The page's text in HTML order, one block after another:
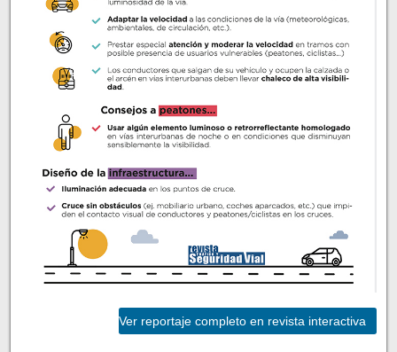
Ver reportaje completo en revista interactiva